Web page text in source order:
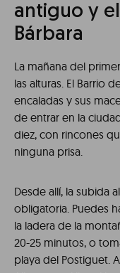
antiguo y
Bárbara
La mañana del
las alturas. El Barrio
encaladas y sus
de entrar en la
diez, con rincones
ninguna prisa.
Desde allí, la subida
obligatoria. Puedes
la ladera de la
20-25 minutos, o
playa del Postiguet.